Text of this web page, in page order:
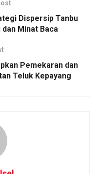
Dispersip Tanbu
Minat Baca
Pemekaran dan
Teluk Kepayang